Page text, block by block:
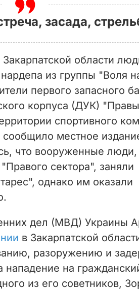
засада,
области
из группы "Воля
первого запасного
корпуса (ДУК)
спортивного
сообщило местное
что вооруженные люди,
сектора", заняли
однако им оказали
дел (МВД) Украины
в Закарпатской
разоружению и
на
из его советников,